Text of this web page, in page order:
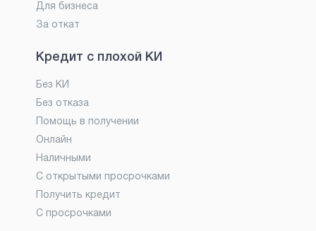
Для бизнеса
За откат
Кредит с плохой КИ
Без КИ
Без отказа
Помощь в получении
Онлайн
Наличными
С открытыми просрочками
Получить кредит
С просрочками